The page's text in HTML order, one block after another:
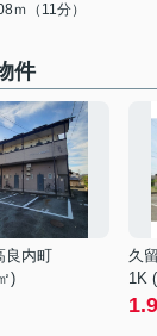
ｍ（11分）
件
良内町
)
久
1K
1.9